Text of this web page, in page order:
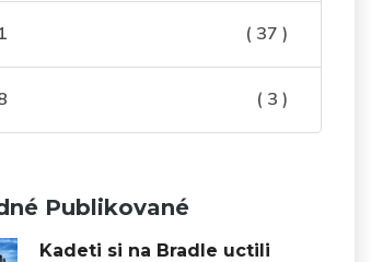
( 37 )
( 3 )
Publikované
Kadeti si na Bradle uctili